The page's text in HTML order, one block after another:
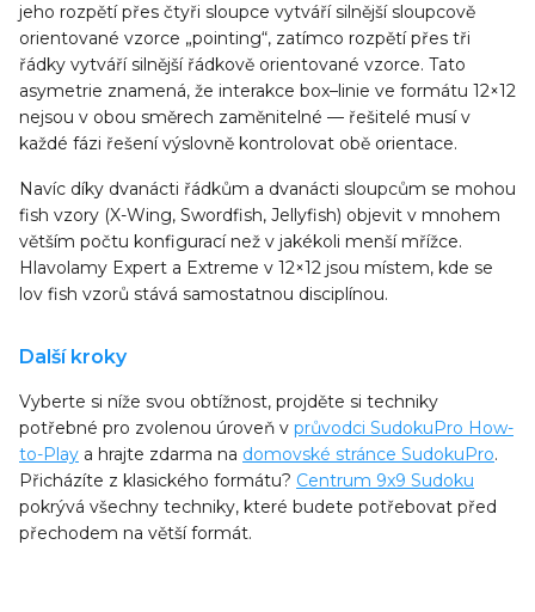
jeho rozpětí přes čtyři sloupce vytváří silnější sloupcově
orientované vzorce „pointing“, zatímco rozpětí přes tři
řádky vytváří silnější řádkově orientované vzorce. Tato
asymetrie znamená, že interakce box–linie ve formátu 12×12
nejsou v obou směrech zaměnitelné — řešitelé musí v
každé fázi řešení výslovně kontrolovat obě orientace.
Navíc díky dvanácti řádkům a dvanácti sloupcům se mohou
fish vzory (X-Wing, Swordfish, Jellyfish) objevit v mnohem
větším počtu konfigurací než v jakékoli menší mřížce.
Hlavolamy Expert a Extreme v 12×12 jsou místem, kde se
lov fish vzorů stává samostatnou disciplínou.
Další kroky
Vyberte si níže svou obtížnost, projděte si techniky
potřebné pro zvolenou úroveň v průvodci SudokuPro How-
to-Play a hrajte zdarma na domovské stránce SudokuPro.
Přicházíte z klasického formátu? Centrum 9x9 Sudoku
pokrývá všechny techniky, které budete potřebovat před
přechodem na větší formát.